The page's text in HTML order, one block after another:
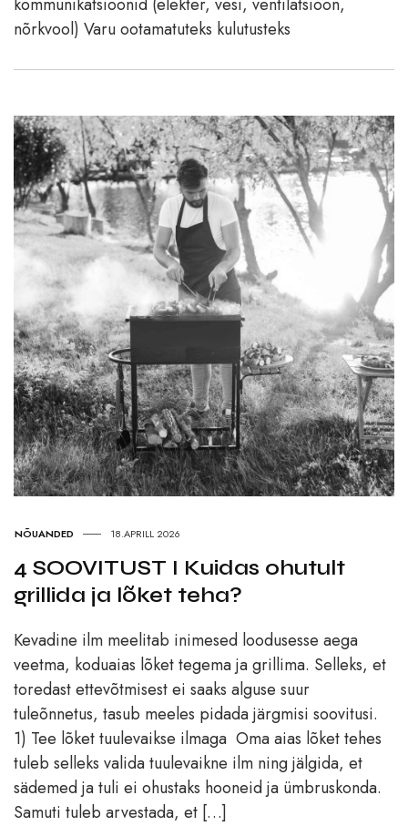
nõrkvool) Varu ootamatuteks kulutusteks
NÕUANDED 18.APRILL 2026
4 SOOVITUST I Kuidas ohutult
grillida ja lõket teha?
Kevadine ilm meelitab inimesed loodusesse aega
veetma, koduaias lõket tegema ja grillima. Selleks, et
toredast ettevõtmisest ei saaks alguse suur
tuleõnnetus, tasub meeles pidada järgmisi soovitusi.
1) Tee lõket tuulevaikse ilmaga Oma aias lõket tehes
tuleb selleks valida tuulevaikne ilm ning jälgida, et
sädemed ja tuli ei ohustaks hooneid ja ümbruskonda.
Samuti tuleb arvestada, et […]